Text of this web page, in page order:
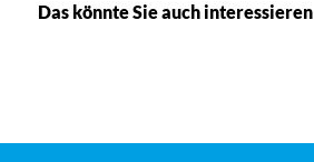
Das könnte Sie auch interessieren